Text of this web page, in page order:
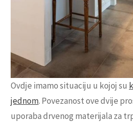
Ovdje imamo situaciju u kojoj su
jednom. Povezanost ove dvije
uporaba drvenog materijala za